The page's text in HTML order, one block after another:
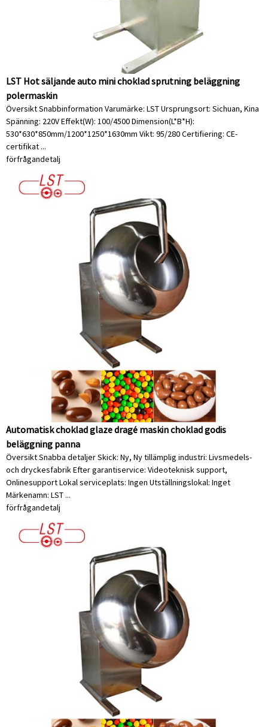
LST Hot säljande auto mini choklad sprutning beläggning
polermaskin
Översikt Snabbinformation Varumärke: LST Ursprungsort: Sichuan, Kina
Spänning: 220V Effekt(W): 100/4500 Dimension(L*B*H):
530*630*850mm/1200*1250*1630mm Vikt: 95/280 Certifiering: CE-
certifikat ...
förfrågandetalj
Automatisk choklad glaze dragé maskin choklad godis
beläggning panna
Översikt Snabba detaljer Skick: Ny, Ny tillämplig industri: Livsmedels-
och dryckesfabrik Efter garantiservice: Videoteknisk support,
Onlinesupport Lokal serviceplats: Ingen Utställningslokal: Inget
Märkenamn: LST ...
förfrågandetalj